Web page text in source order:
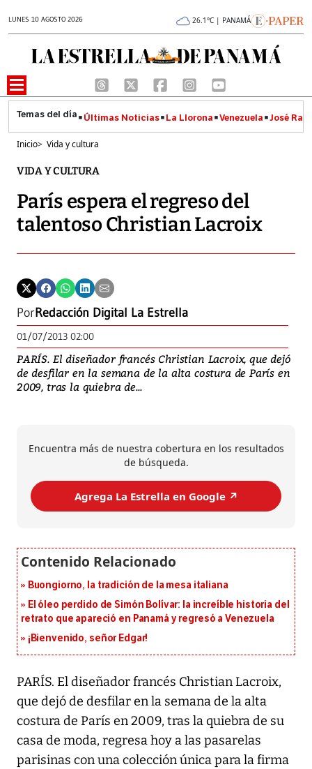
LUNES 10 AGOSTO 2026 26.1°C | PANAMÁ
Últimas Noticias La Llorona Venezuela José
Inicio> Vida y cultura
VIDA Y CULTURA
París espera el regreso del
talentoso Christian Lacroix
PorRedacción Digital La Estrella
01/07/2013 02:00
PARÍS. El diseñador francés Christian Lacroix, que dejó
de desfilar en la semana de la alta costura de París en
2009, tras la quiebra de...
Encuentra más de nuestra cobertura en los resultados
de búsqueda.
Agrega La Estrella en Google ↗️
Buongiorno, la tradición de la mesa italiana
El óleo perdido de Simón Bolívar: la increíble historia del
retrato que apareció en Panamá y regresó a Venezuela
¡Bienvenido, señor Edgar!
PARÍS. El diseñador francés Christian Lacroix,
que dejó de desfilar en la semana de la alta
costura de París en 2009, tras la quiebra de su
casa de moda, regresa hoy a las pasarelas
parisinas con una colección única para la firma